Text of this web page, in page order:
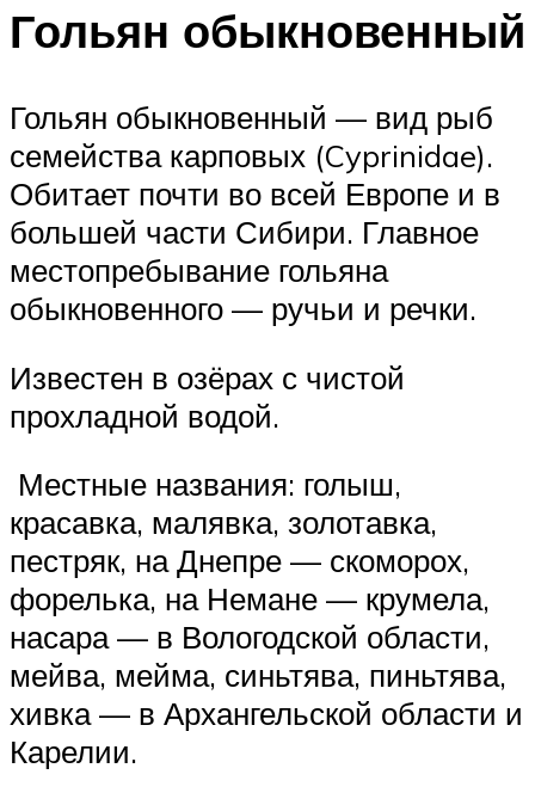
Гольян обыкновенный
Гольян обыкновенный — вид рыб
семейства карповых (Cyprinidae).
Обитает почти во всей Европе и в
большей части Сибири. Главное
местопребывание гольяна
обыкновенного — ручьи и речки.
Известен в озёрах с чистой
прохладной водой.
Местные названия: голыш,
красавка, малявка, золотавка,
пестряк, на Днепре — скоморох,
форелька, на Немане — крумела,
насара — в Вологодской области,
мейва, мейма, синьтява, пиньтява,
хивка — в Архангельской области и
Карелии.